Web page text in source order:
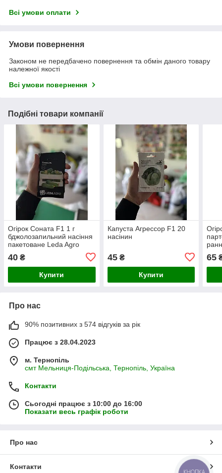
Всі умови оплати
Умови повернення
Законом не передбачено повернення та обмін даного товару
належної якості
Всі умови повернення
Подібні товари компанії
Огірок Соната F1 1 г
бджолозапильний насіння
пакетоване Leda Agro
40 ₴
Купити
Капуста Агрессор F1 20
насінин
45₴
Купити
65
Про нас
90% позитивних з 574 відгуків за рік
Працює з 28.04.2023
м. Тернопіль
смт Мельниця-Подільська, Тернопіль, Україна
Контакти
Сьогодні працює з 10:00 до 16:00
Показати весь графік роботи
Про нас
Контакти